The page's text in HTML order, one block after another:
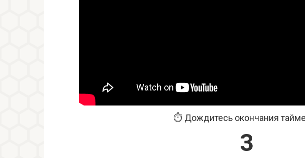
⏱️ Дождитесь окончания
2